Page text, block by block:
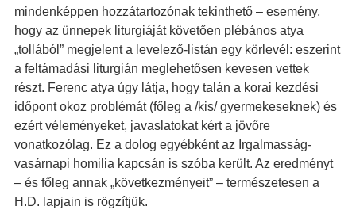
mindenképpen hozzátartozónak tekinthető – esemény,
hogy az ünnepek liturgiáját követően plébános atya
„tollából” megjelent a levelező-listán egy körlevél: eszerint
a feltámadási liturgián meglehetősen kevesen vettek
részt. Ferenc atya úgy látja, hogy talán a korai kezdési
időpont okoz problémát (főleg a /kis/ gyermekeseknek) és
ezért véleményeket, javaslatokat kért a jövőre
vonatkozólag. Ez a dolog egyébként az Irgalmasság-
vasárnapi homilia kapcsán is szóba került. Az eredményt
– és főleg annak „következményeit” – természetesen a
H.D. lapjain is rögzítjük.